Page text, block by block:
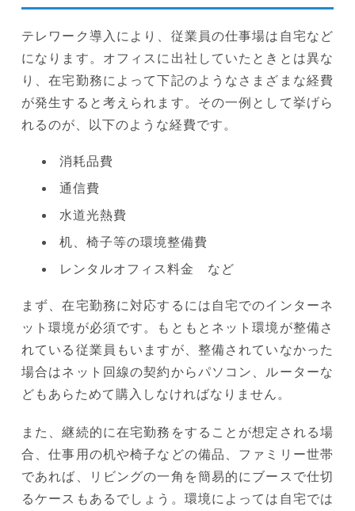
テレワーク導入により、従業員の仕事場は自宅など
になります。オフィスに出社していたときとは異な
り、在宅勤務によって下記のようなさまざまな経費
が発生すると考えられます。その一例として挙げら
れるのが、以下のような経費です。
消耗品費
通信費
水道光熱費
机、椅子等の環境整備費
レンタルオフィス料金 など
まず、在宅勤務に対応するには自宅でのインターネ
ット環境が必須です。もともとネット環境が整備さ
れている従業員もいますが、整備されていなかった
場合はネット回線の契約からパソコン、ルーターな
どもあらためて購入しなければなりません。
また、継続的に在宅勤務をすることが想定される場
合、仕事用の机や椅子などの備品、ファミリー世帯
であれば、リビングの一角を簡易的にブースで仕切
るケースもあるでしょう。環境によっては自宅では